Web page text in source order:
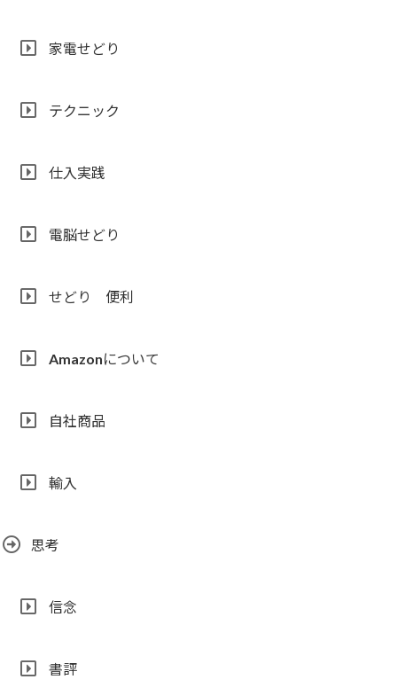
家電せどり
テクニック
仕入実践
電脳せどり
せどり 便利
Amazonについて
自社商品
輸入
思考
信念
書評